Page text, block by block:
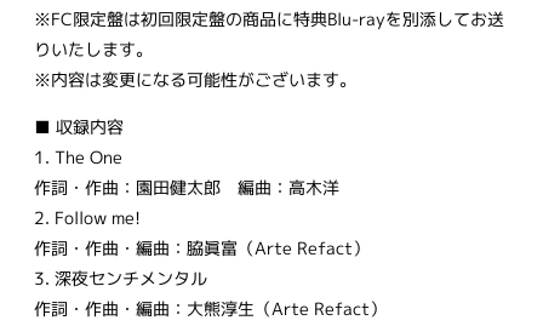
※FC限定盤は初回限定盤の商品に特典Blu-rayを別添してお送
りいたします。
※内容は変更になる可能性がございます。
■ 収録内容
1. The One
作詞・作曲：園田健太郎 編曲：高木洋
2. Follow me!
作詞・作曲・編曲：脇眞富（Arte Refact）
3. 深夜センチメンタル
作詞・作曲・編曲：大熊淳生（Arte Refact）